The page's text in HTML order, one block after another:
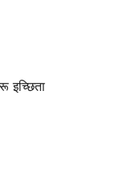
इच्छिता